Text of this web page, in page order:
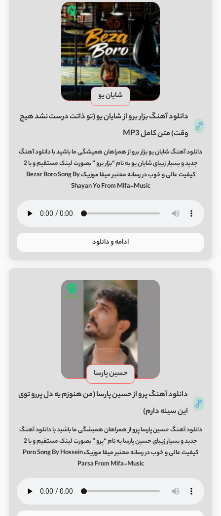
شایان یو
دانلود آهنگ بزار برو از شایان یو (تو ذاتت درست نشد هیچ
وقت) متن کامل MP3
دانلود آهنگ شایان یو بزار برو از همراهان همیشگی ما باشید با دانلود آهنگ
جدید و بسیار زیبای شایان یو به نام “بزار برو ” بصورت لینک مستقیم و با 2
کیفیت عالی و خوب در رسانه معتبر میفا موزیک Bezar Boro Song By
Shayan Yo From Mifa-Music
ادامه و دانلود
حسین پارسا
دانلود آهنگ پرو از حسین پارسا (من هنوزم یه دل پررو توی
این سینه دارم)
دانلود آهنگ حسین پارسا پرو از همراهان همیشگی ما باشید با دانلود آهنگ
جدید و بسیار زیبای حسین پارسا به نام “پرو ” بصورت لینک مستقیم و با 2
کیفیت عالی و خوب در رسانه معتبر میفا موزیک Poro Song By Hossein
Parsa From Mifa-Music